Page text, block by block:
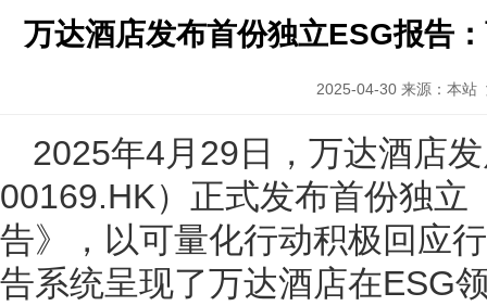
万达酒店发布首份独立ESG报告
2025-04-30 来源：本站
2025年4月29日，万达酒店
00169.HK）正式发布首份独立
告》，以可量化行动积极回应
告系统呈现了万达酒店在ESG